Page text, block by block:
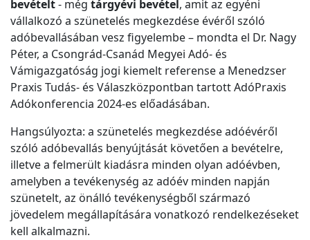
bevételt- még tárgyévi bevétel, amit az egyéni
vállalkozó a szünetelés megkezdése évéről szóló
adóbevallásában vesz figyelembe – mondta el Dr. Nagy
Péter, a Csongrád-Csanád Megyei Adó- és
Vámigazgatóság jogi kiemelt referense a Menedzser
Praxis Tudás- és Válaszközpontban tartott AdóPraxis
Adókonferencia 2024-es előadásában.
Hangsúlyozta: a szünetelés megkezdése adóévéről
szóló adóbevallás benyújtását követően a bevételre,
illetve a felmerült kiadásra minden olyan adóévben,
amelyben a tevékenység az adóév minden napján
szünetelt, az önálló tevékenységből származó
jövedelem megállapítására vonatkozó rendelkezéseket
kell alkalmazni.